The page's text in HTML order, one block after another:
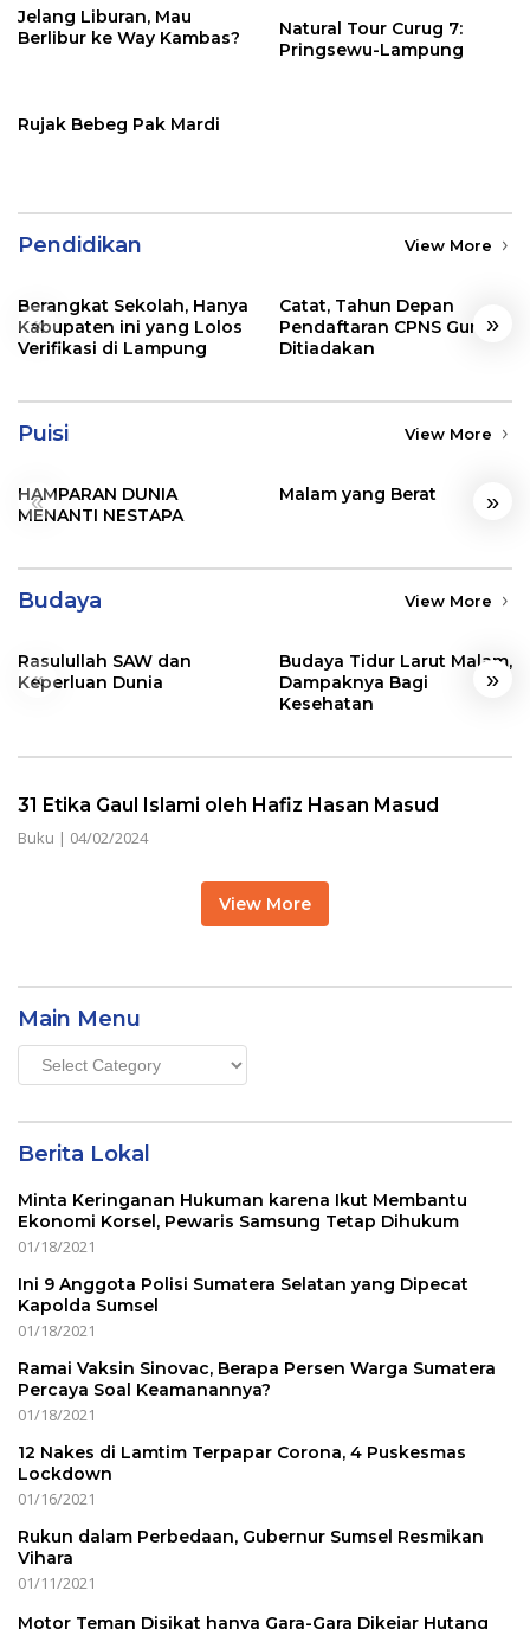
Jelang Liburan, Mau
Berlibur ke Way Kambas?
Natural Tour Curug 7:
Pringsewu-Lampung
Rujak Bebeg Pak Mardi
Pendidikan View More
« »
Berangkat Sekolah, Hanya
Kabupaten ini yang Lolos
Verifikasi di Lampung
Catat, Tahun Depan
Pendaftaran CPNS Guru
Ditiadakan
Puisi View More
« »
HAMPARAN DUNIA
MENANTI NESTAPA
Malam yang Berat
Budaya View More
« »
Rasulullah SAW dan
Keperluan Dunia
Budaya Tidur Larut Malam,
Dampaknya Bagi
Kesehatan
31 Etika Gaul Islami oleh Hafiz Hasan Masud
Buku | 04/02/2024
View More
Main Menu
Main
Menu
Berita Lokal
Minta Keringanan Hukuman karena Ikut Membantu
Ekonomi Korsel, Pewaris Samsung Tetap Dihukum
01/18/2021
Ini 9 Anggota Polisi Sumatera Selatan yang Dipecat
Kapolda Sumsel
01/18/2021
Ramai Vaksin Sinovac, Berapa Persen Warga Sumatera
Percaya Soal Keamanannya?
01/18/2021
12 Nakes di Lamtim Terpapar Corona, 4 Puskesmas
Lockdown
01/16/2021
Rukun dalam Perbedaan, Gubernur Sumsel Resmikan
Vihara
01/11/2021
Motor Teman Disikat hanya Gara-Gara Dikejar Hutang